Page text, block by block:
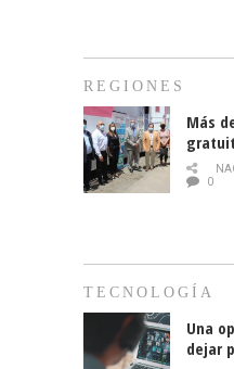
REGIONES
Más
mes
cáncer
0
TECNOLOGÍA
Una
dejar